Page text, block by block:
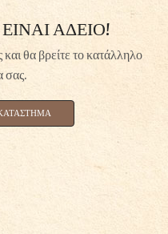
ΑΔΕΙΟ!
θα βρείτε το κατάλληλο
σας.